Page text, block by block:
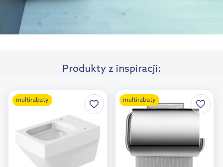
Produkty z inspiracji:
multirabaty multirabaty